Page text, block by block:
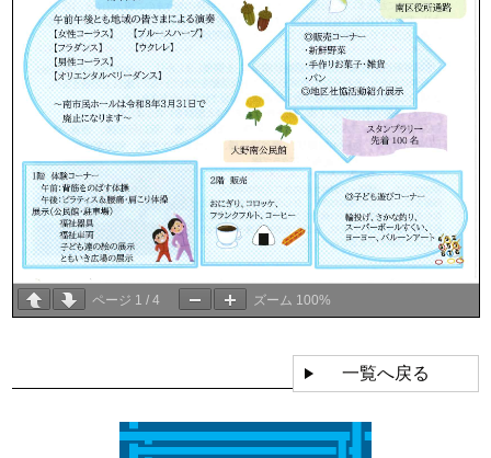
ページ 1 /4 ズーム 100%
一覧へ戻る